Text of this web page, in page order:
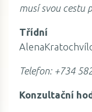
musí svou cestu
Třídní
Telefon: +734
Konzultační